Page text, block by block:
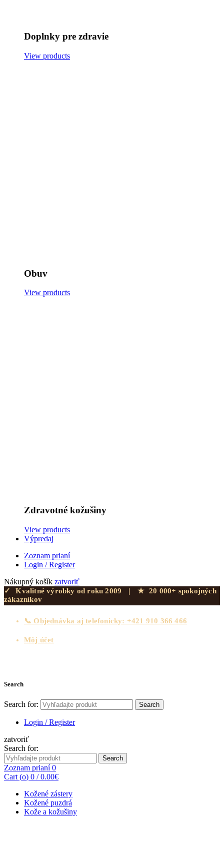
Doplnky pre zdravie
View products
Obuv
View products
Zdravotné kožušiny
View products
Výpredaj
Zoznam prianí
Login / Register
Nákupný košík zatvoriť
✓ Kvalitné výrobky od roku 2009 | ★
20 000+ spokojných
zákazníkov
📞 Objednávka aj telefonicky: +421 910 366 466
Môj účet
Search
Search for: Search
Login / Register
zatvoriť
Search for:
Search
Zoznam prianí0
Cart (o) 0 / 0.00€
Kožené zástery
Kožené puzdrá
Kože a kožušiny